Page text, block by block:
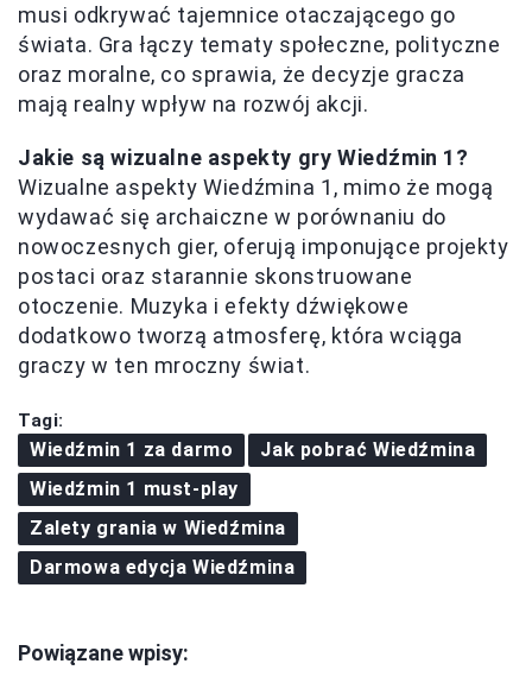
musi odkrywać tajemnice otaczającego go
świata. Gra łączy tematy społeczne, polityczne
oraz moralne, co sprawia, że decyzje gracza
mają realny wpływ na rozwój akcji.
Jakie są wizualne aspekty gry Wiedźmin 1?
Wizualne aspekty Wiedźmina 1, mimo że mogą
wydawać się archaiczne w porównaniu do
nowoczesnych gier, oferują imponujące projekty
postaci oraz starannie skonstruowane
otoczenie. Muzyka i efekty dźwiękowe
dodatkowo tworzą atmosferę, która wciąga
graczy w ten mroczny świat.
Tagi:
Wiedźmin 1 za darmo
Jak pobrać Wiedźmina
Wiedźmin 1 must-play
Zalety grania w Wiedźmina
Darmowa edycja Wiedźmina
Powiązane wpisy: